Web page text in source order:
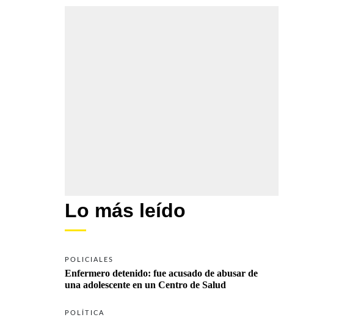
Lo más leído
POLICIALES
Enfermero detenido: fue acusado de abusar de
una adolescente en un Centro de Salud
POLÍTICA